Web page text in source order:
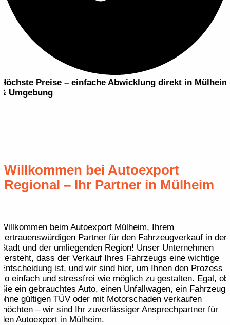
Höchste Preise – einfache Abwicklung direkt in Mülheim
& Umgebung
Willkommen bei Autoexport
Regional – Ihr Partner in Mülheim
Willkommen beim Autoexport Mülheim, Ihrem
vertrauenswürdigen Partner für den Fahrzeugverkauf in der
Stadt und der umliegenden Region! Unser Unternehmen
versteht, dass der Verkauf Ihres Fahrzeugs eine wichtige
Entscheidung ist, und wir sind hier, um Ihnen den Prozess
so einfach und stressfrei wie möglich zu gestalten. Egal, ob
Sie ein gebrauchtes Auto, einen Unfallwagen, ein Fahrzeug
ohne gültigen TÜV oder mit Motorschaden verkaufen
möchten – wir sind Ihr zuverlässiger Ansprechpartner für
den Autoexport in Mülheim.